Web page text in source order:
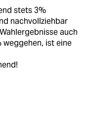
stets 3%
nachvollziehbar
auch
weggehen, ist eine